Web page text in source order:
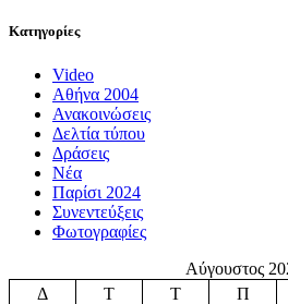
Κατηγορίες
Video
Αθήνα 2004
Ανακοινώσεις
Δελτία τύπου
Δράσεις
Νέα
Παρίσι 2024
Συνεντεύξεις
Φωτογραφίες
Αύγουστος
Δ
Τ Τ Π